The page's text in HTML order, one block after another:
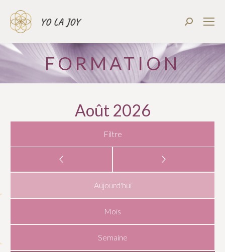
FORMATION
Août 2026
Filtre
Aujourd'hui
Mois
Semaine